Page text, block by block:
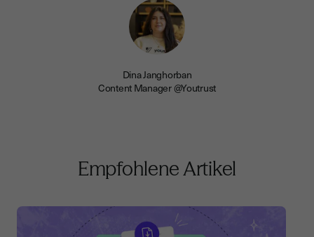
Dina Janghorban
Content Manager @Youtrust
Empfohlene Artikel